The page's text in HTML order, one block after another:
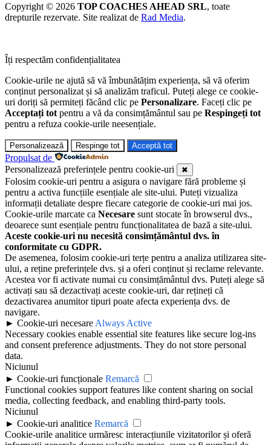
Copyright © 2026 TOP COACHES AHEAD SRL, toate
drepturile rezervate. Site realizat de Rad Media.
Îți respectăm confidențialitatea
Cookie-urile ne ajută să vă îmbunătățim experiența, să vă oferim
conținut personalizat și să analizăm traficul. Puteți alege ce cookie-
uri doriți să permiteți făcând clic pe Personalizare. Faceți clic pe
Acceptați tot pentru a vă da consimțământul sau pe Respingeți tot
pentru a refuza cookie-urile neesențiale.
Personalizează Respinge tot Acceptă tot
Propulsat de
Personalizează preferințele pentru cookie-uri
✖
Folosim cookie-uri pentru a asigura o navigare fără probleme și
pentru a activa funcțiile esențiale ale site-ului. Puteți vizualiza
informații detaliate despre fiecare categorie de cookie-uri mai jos.
Cookie-urile marcate ca Necesare sunt stocate în browserul dvs.,
deoarece sunt esențiale pentru funcționalitatea de bază a site-ului.
Aceste cookie-uri nu necesită consimțământul dvs. în
conformitate cu GDPR.
De asemenea, folosim cookie-uri terțe pentru a analiza utilizarea site-
ului, a reține preferințele dvs. și a oferi conținut și reclame relevante.
Acestea vor fi activate numai cu consimțământul dvs. Puteți alege să
activați sau să dezactivați aceste cookie-uri, dar rețineți că
dezactivarea anumitor tipuri poate afecta experiența dvs. de
navigare.
► Cookie-uri necesare Always Active
Necessary cookies enable essential site features like secure log-ins
and consent preference adjustments. They do not store personal
data.
Niciunul
► Cookie-uri funcționale Remarcă
Functional cookies support features like content sharing on social
media, collecting feedback, and enabling third-party tools.
Niciunul
► Cookie-uri analitice Remarcă
Cookie-urile analitice urmăresc interacțiunile vizitatorilor și oferă